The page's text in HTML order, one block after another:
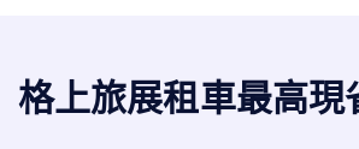
格上旅展租車最高現